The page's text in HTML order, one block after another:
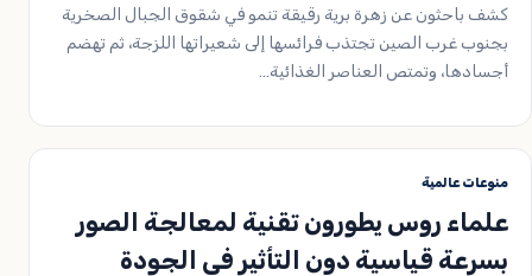
كشف باحثون عن زهرة برية رقيقة تنمو في شقوق الجبال الصخرية
بجنوب غرب الصين تجتذب فرائسها إلى شعيراتها اللزجة، ثم تهضم
أجسادها، وتمتص العناصر الغذائية…
منوعات عالمية
علماء روس يطورون تقنية لمعالجة الصور
بسرعة قياسية دون التأثير في الجودة